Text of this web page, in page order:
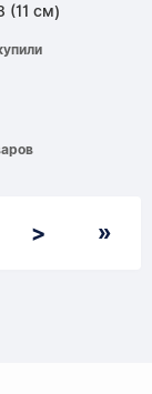
(11 см)
> »